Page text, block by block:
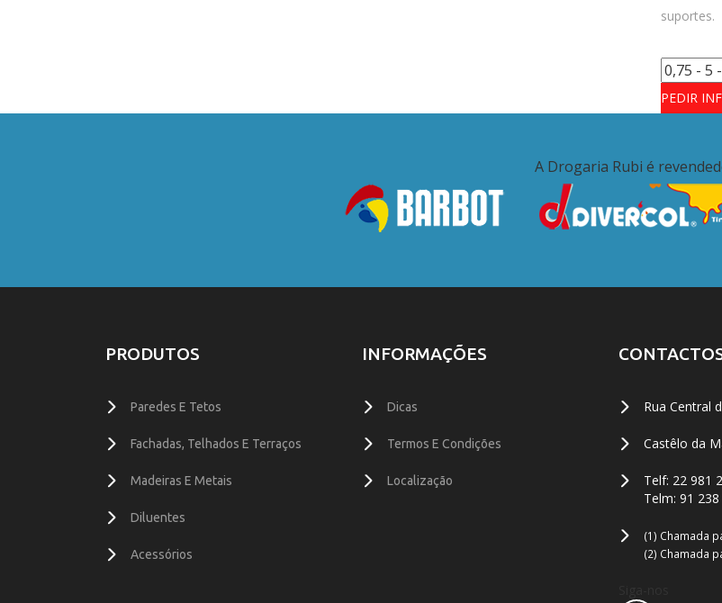
suportes.
A Drogaria Rubi é
PRODUTOS
Paredes E Tetos
Fachadas, Telhados E Terraços
Madeiras E Metais
Diluentes
Acessórios
INFORMAÇÕES
Dicas
Termos E Condições
Localização
Rua Central
Castêlo da
Telf: 22 981
Telm: 91
(1) Chamada
(2) Chamada